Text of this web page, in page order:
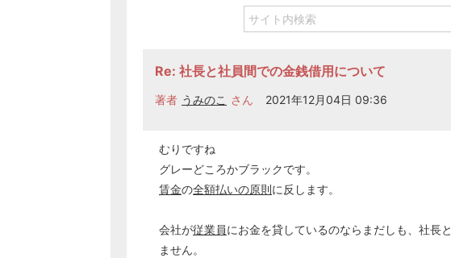
Re: 社長と社員間での金銭借用について
著者 うみのこ さん 2021年12月04日 09:36
むりですね
グレーどころかブラックです。
賃金の全額払いの原則に反します。
会社が従業員にお金を貸しているのならまだしも、社長と
ません。